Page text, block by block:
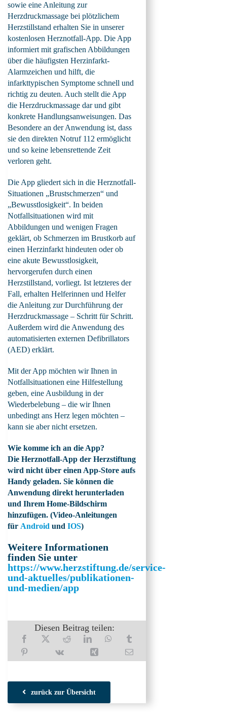
sowie eine Anleitung zur
Herzdruckmassage bei plötzlichem
Herzstillstand erhalten Sie in unserer
kostenlosen Herznotfall-App. Die App
informiert mit grafischen Abbildungen
über die häufigsten Herzinfarkt-
Alarmzeichen und hilft, die
infarkttypischen Symptome schnell und
richtig zu deuten. Auch stellt die App
die Herzdruckmassage dar und gibt
konkrete Handlungsanweisungen. Das
Besondere an der Anwendung ist, dass
sie den direkten Notruf 112 ermöglicht
und so keine lebensrettende Zeit
verloren geht.
Die App gliedert sich in die Herznotfall-
Situationen „Brustschmerzen“ und
„Bewusstlosigkeit“. In beiden
Notfallsituationen wird mit
Abbildungen und wenigen Fragen
geklärt, ob Schmerzen im Brustkorb auf
einen Herzinfarkt hindeuten oder ob
eine akute Bewusstlosigkeit,
hervorgerufen durch einen
Herzstillstand, vorliegt. Ist letzteres der
Fall, erhalten Helferinnen und Helfer
die Anleitung zur Durchführung der
Herzdruckmassage – Schritt für Schritt.
Außerdem wird die Anwendung des
automatisierten externen Defibrillators
(AED) erklärt.
Mit der App möchten wir Ihnen in
Notfallsituationen eine Hilfestellung
geben, eine Ausbildung in der
Wiederbelebung – die wir Ihnen
unbedingt ans Herz legen möchten –
kann sie aber nicht ersetzen.
Wie komme ich an die App?
Die Herznotfall-App der Herzstiftung
wird nicht über einen App-Store aufs
Handy geladen. Sie können die
Anwendung direkt herunterladen
und Ihrem Home-Bildschirm
hinzufügen. (Video-Anleitungen
für Android und IOS)
Weitere Informationen
finden Sie unter
https://www.herzstiftung.de/service-
und-aktuelles/publikationen-
und-medien/app
Diesen Beitrag teilen:
zurück zur Übersicht